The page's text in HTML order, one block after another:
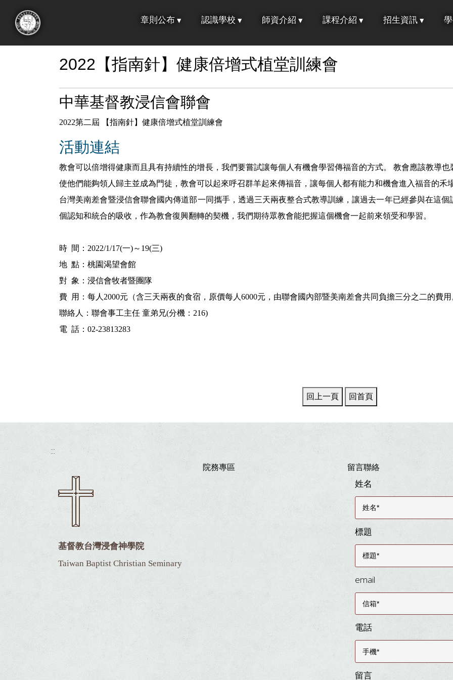
章則公布 認識學校 師資介紹 課程介紹 招生資訊
2022【指南針】健康倍增式植堂訓練會
中華基督教浸信會聯會
2022第二屆 【指南針】健康倍增式植堂訓練會
活動連結
教會可以倍增得健康而且具有持續性的增長，我們要嘗試讓每個人有機會學習傳福音的方式。 教會應該教導
使他們能夠領人歸主並成為門徒，教會可以起來呼召群羊起來傳福音，讓每個人都有能力和機會進入福音的禾
台灣美南差會暨浸信會聯會國內傳道部一同攜手，透過三天兩夜整合式教導訓練，讓過去一年已經參與在這
個認知和統合的吸收，作為教會復興翻轉的契機，我們期待眾教會能把握這個機會一起前來領受和學習。
時 間：2022/1/17(一)～19(三)
地 點：桃園渴望會館
對 象：浸信會牧者暨團隊
費 用：每人2000元（含三天兩夜的食宿，原價每人6000元，由聯會國內部暨美南差會共同負擔三分之二的費
聯絡人：聯會事工主任 童弟兄(分機：216)
電 話：02-23813283
:::
基督教台灣浸會神學院
Taiwan Baptist Christian Seminary
院務專區 留言聯絡
姓名
標題
email
電話
留言